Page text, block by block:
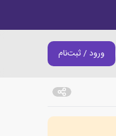
سبد خرید
ورود / ثبت‌نام